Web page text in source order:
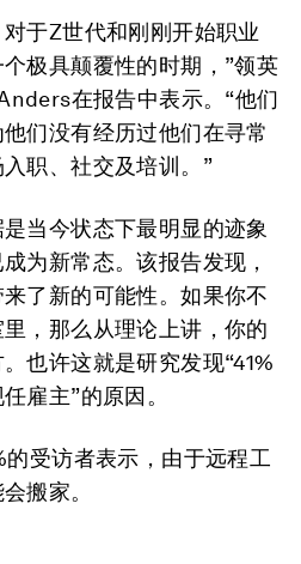
于Z世代和刚刚开始职业
极具颠覆性的时期，”领英
在报告中表示。“他们
们没有经历过他们在寻常
职、社交及培训。”
当今状态下最明显的迹象
为新常态。该报告发现，
了新的可能性。如果你不
，那么从理论上讲，你的
也许这就是研究发现“41%
雇主”的原因。
受访者表示，由于远程工
搬家。